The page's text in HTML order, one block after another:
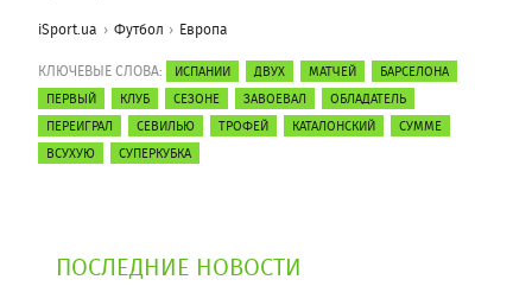
iSport.ua Футбол Европа
КЛЮЧЕВЫЕ СЛОВА: ИСПАНИИ ДВУХ МАТЧЕЙ
БАРСЕЛОНА
ПЕРВЫЙ
КЛУБ СЕЗОНЕ ЗАВОЕВАЛ
ОБЛАДАТЕЛЬ
ПЕРЕИГРАЛ
СЕВИЛЬЮ ТРОФЕЙ КАТАЛОНСКИЙ
СУММЕ
ВСУХУЮ
СУПЕРКУБКА
ПОСЛЕДНИЕ НОВОСТИ